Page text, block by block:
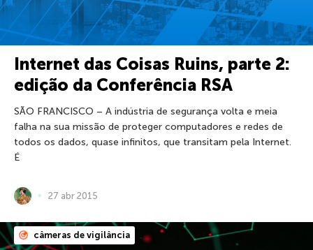
Internet das Coisas Ruins, parte 2:
edição da Conferência RSA
SÃO FRANCISCO – A indústria de segurança volta e meia
falha na sua missão de proteger computadores e redes de
todos os dados, quase infinitos, que transitam pela Internet.
É
27 abr 2015
câmeras de vigilância